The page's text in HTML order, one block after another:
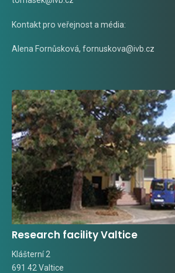
Kontakt pro veřejnost a média:
Alena Fornůsková, fornuskova@ivb.cz
Research facility Valtice
Klášterní 2
691 42 Valtice